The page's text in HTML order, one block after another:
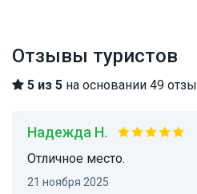
Отзывы туристов
5 из 5 на основании 49
Надежда Н.
Отличное место.
21 ноября 2025